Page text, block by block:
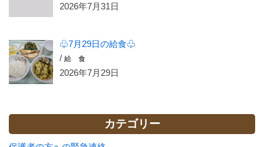
2026年7月31日
♧7月29日の給食♧
/給 食
2026年7月29日
カテゴリー